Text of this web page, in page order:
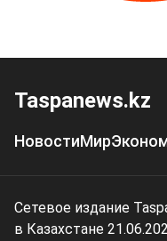
Taspanews.kz
НовостиМир
Сетевое издание
в Казахстане